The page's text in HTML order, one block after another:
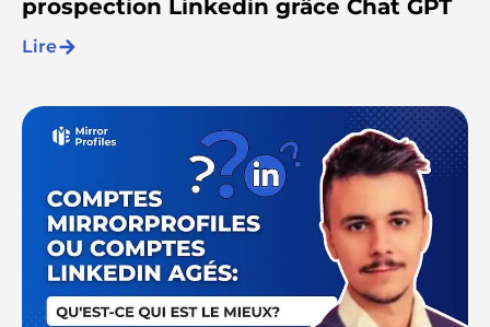
prospection Linkedin grâce Chat GPT
Lire